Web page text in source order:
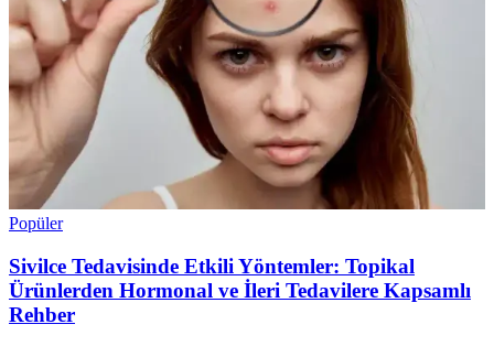
Popüler
Sivilce Tedavisinde Etkili Yöntemler: Topikal
Ürünlerden Hormonal ve İleri Tedavilere Kapsamlı
Rehber